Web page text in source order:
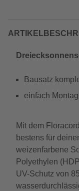
Bausatz
einfach
Mit dem
bestens für
weizenfarbene
Polyethylen
UV-Schutz von